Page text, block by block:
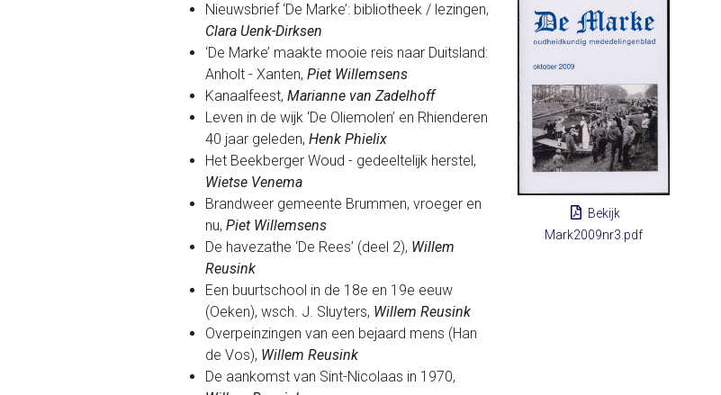
Bekijk
Mark2009nr3.pdf
Nieuwsbrief ‘De Marke’: bibliotheek / lezingen,
Clara Uenk-Dirksen
‘De Marke’ maakte mooie reis naar Duitsland:
Anholt - Xanten, Piet Willemsens
Kanaalfeest, Marianne van Zadelhoff
Leven in de wijk ‘De Oliemolen’ en Rhienderen
40 jaar geleden, Henk Phielix
Het Beekberger Woud - gedeeltelijk herstel,
Wietse Venema
Brandweer gemeente Brummen, vroeger en
nu, Piet Willemsens
De havezathe ‘De Rees’ (deel 2), Willem
Reusink
Een buurtschool in de 18e en 19e eeuw
(Oeken), wsch. J. Sluyters, Willem Reusink
Overpeinzingen van een bejaard mens (Han
de Vos), Willem Reusink
De aankomst van Sint-Nicolaas in 1970,